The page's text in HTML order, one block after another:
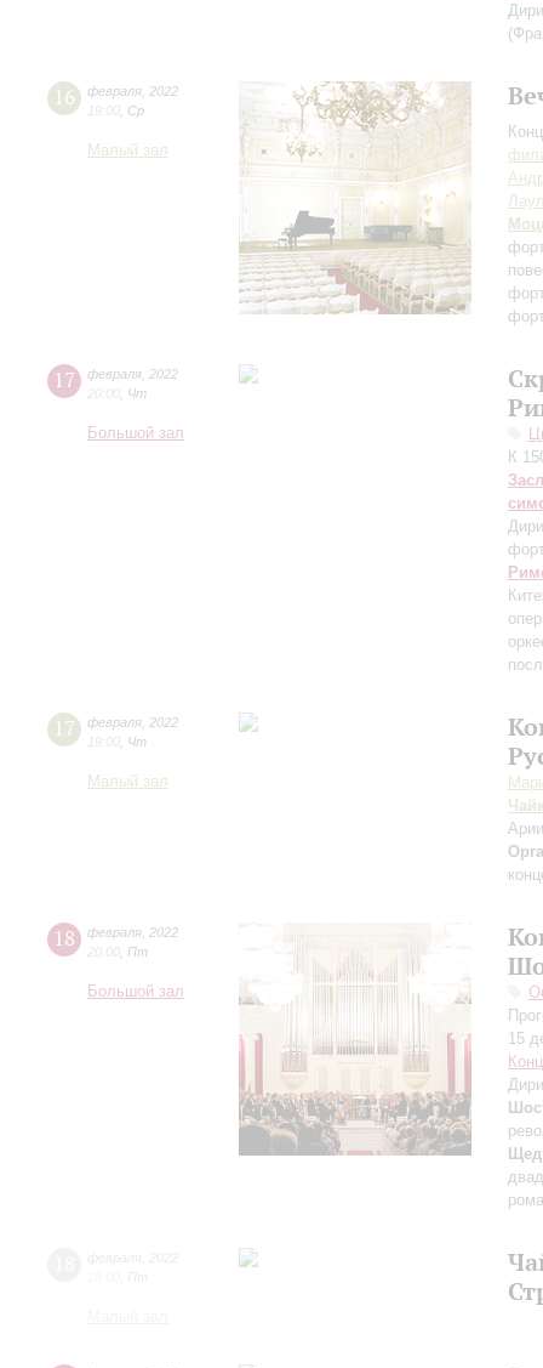
16 февраля 2022
19:00 Ср
Малый зал
17 февраля 2022
20:00 Чт
Большой зал
К
17 февраля 2022
19:00 Чт
Малый зал
18 февраля 2022
20:00 Пт
Большой зал
15